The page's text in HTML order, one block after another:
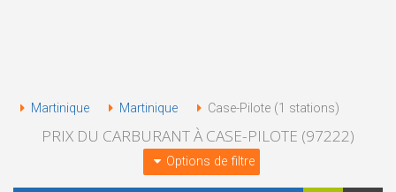
Martinique Martinique Case-Pilote (1 stations)
PRIX DU CARBURANT À CASE-PILOTE (97222)
Options de filtre